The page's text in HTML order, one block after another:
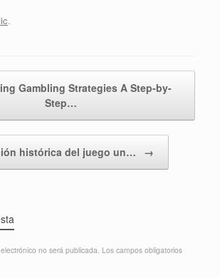
.
Gambling Strategies A Step-by-
Step…
histórica del juego un… →
no será publicada. Los campos obligatorios